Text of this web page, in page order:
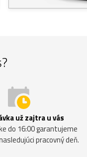
už zajtra u vás
do 16:00 garantujeme
pracovný deň.